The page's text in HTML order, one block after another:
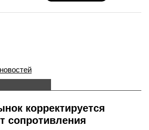
корректируется
сопротивления